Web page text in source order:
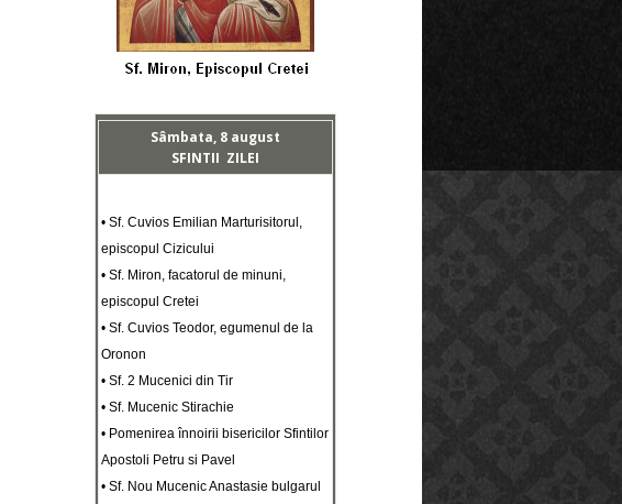
Sâmbata, 8 august
SFINTII ZILEI
• Sf. Cuvios Emilian Marturisitorul,
episcopul Cizicului
• Sf. Miron, facatorul de minuni,
episcopul Cretei
• Sf. Cuvios Teodor, egumenul de la
Oronon
• Sf. 2 Mucenici din Tir
• Sf. Mucenic Stirachie
• Pomenirea înnoirii bisericilor Sfintilor
Apostoli Petru si Pavel
• Sf. Nou Mucenic Anastasie bulgarul